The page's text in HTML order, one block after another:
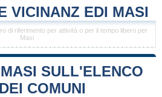
VICINANZ EDI MASI
di riferimento per attività o per il tempo libero per
Masi
SULL'ELENCO
COMUNI